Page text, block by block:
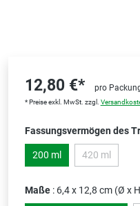
12,80 €* pro
* Preise exkl. MwSt. zzgl.
Fassungsvermögen des
200 ml 420 ml
(Diese
Maße : 6,4 x 12,8 cm (Ø x